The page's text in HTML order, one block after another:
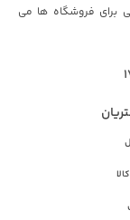
برای فروشگاه ها می